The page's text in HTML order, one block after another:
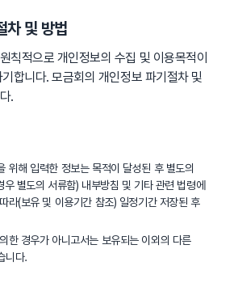
차 및 방법
칙적으로 개인정보의 수집 및 이용목적이
합니다. 모금회의 개인정보 파기절차 및
.
위해 입력한 정보는 목적이 달성된 후 별도의
우 별도의 서류함) 내부방침 및 기타 관련 법령에
라(보유 및 이용기간 참조) 일정기간 저장된 후
한 경우가 아니고서는 보유되는 이외의 다른
니다.